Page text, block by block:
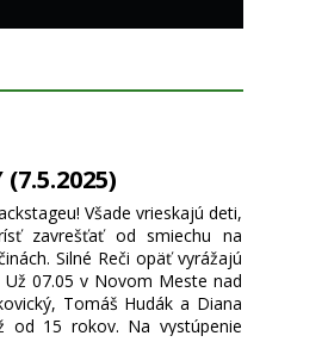
(7.5.2025)
Všade vrieskajú deti,
zavrešťať od smiechu na
Silné Reči opäť vyrážajú
07.05 v Novom Meste nad
Tomáš Hudák a Diana
od 15 rokov. Na vystúpenie